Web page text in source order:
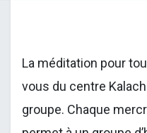
La méditation pour
vous du centre
groupe. Chaque